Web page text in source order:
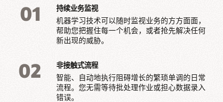
01 持续业务监视
机器学习技术可以随时监视业务的方方面面，
帮助您把握住每一个机会，或者抢先解决任何
新出现的威胁。
02 非接触式流程
智能、自动地执行阻碍增长的繁琐单调的日常
流程。您无需等待批处理作业或担心数据录入
错误。